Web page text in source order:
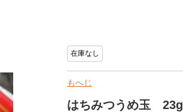
在庫なし
もへじ
はちみつうめ玉 23g